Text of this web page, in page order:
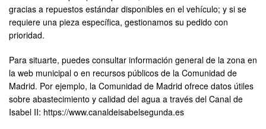
gracias a repuestos estándar disponibles en el vehículo; y si se
requiere una pieza específica, gestionamos su pedido con
prioridad.
Para situarte, puedes consultar información general de la zona en
la web municipal o en recursos públicos de la Comunidad de
Madrid. Por ejemplo, la Comunidad de Madrid ofrece datos útiles
sobre abastecimiento y calidad del agua a través del Canal de
Isabel II: https://www.canaldeisabelsegunda.es